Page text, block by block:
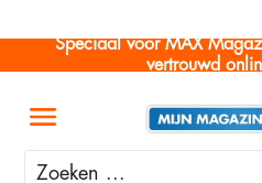
Speciaal voor MAX
vertrouwd
Zoeken